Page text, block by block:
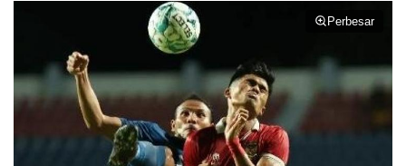
Perbesar